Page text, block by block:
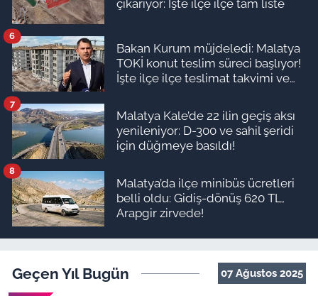
çıkarıyor: İşte ilçe ilçe tam liste
Bakan Kurum müjdeledi: Malatya
TOKİ konut teslim süreci başlıyor!
İşte ilçe ilçe teslimat takvimi ve
6
Malatya Kale’de 22 ilin geçiş aksı
yenileniyor: D-300 ve sahil şeridi
için düğmeye basıldı!
7
Malatya’da ilçe minibüs ücretleri
belli oldu: Gidiş-dönüş 620 TL,
Arapgir zirvede!
8
Geçen Yıl Bugün 07 Ağustos 2025